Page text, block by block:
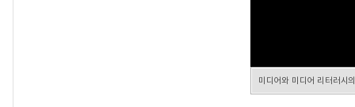
미디어와 미디어 리터러시